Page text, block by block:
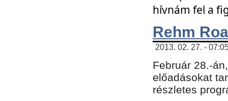
hívnám fel a
Rehm
2013. 02. 27. -
Február 28.-
előadásokat
részletes